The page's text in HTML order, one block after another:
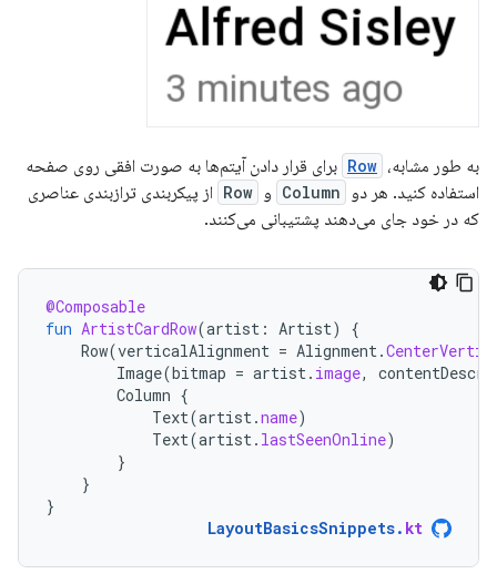
به طور مشابه، Row برای قرار دادن آیتم‌ها به صورت افقی روی صفحه
استفاده کنید. هر دو
Column و Row از پیکربندی ترازبندی عناصری
که در خود جای می‌دهند پشتیبانی می‌کنند.
@Composable
fun ArtistCardRow(artist : Artist)
{
Row(verticalAlignment = Alignment .
Image(bitmap = artist . image,
Column {
Text(artist .name)
Text(artist . lastSeenOnline)
}
}
}
LayoutBasicsSnippets. kt